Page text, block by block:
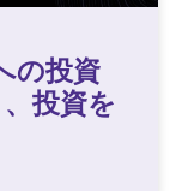
の投資
投資を